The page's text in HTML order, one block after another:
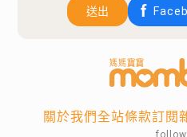
送出
關於我們全站條款訂閱